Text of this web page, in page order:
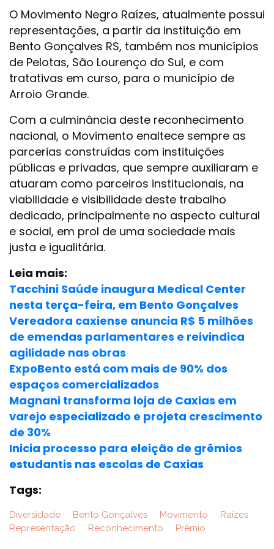
O Movimento Negro Raízes, atualmente possui
representações, a partir da instituição em
Bento Gonçalves RS, também nos municípios
de Pelotas, São Lourenço do Sul, e com
tratativas em curso, para o município de
Arroio Grande.
Com a culminância deste reconhecimento
nacional, o Movimento enaltece sempre as
parcerias construídas com instituições
públicas e privadas, que sempre auxiliaram e
atuaram como parceiros institucionais, na
viabilidade e visibilidade deste trabalho
dedicado, principalmente no aspecto cultural
e social, em prol de uma sociedade mais
justa e igualitária.
Leia mais:
Tacchini Saúde inaugura Medical Center
nesta terça-feira, em Bento Gonçalves
Vereadora caxiense anuncia R$ 5 milhões
de emendas parlamentares e reivindica
agilidade nas obras
ExpoBento está com mais de 90% dos
espaços comercializados
Magnani transforma loja de Caxias em
varejo especializado e projeta crescimento
de 30%
Inicia processo para eleição de grêmios
estudantis nas escolas de Caxias
Tags:
Diversidade Bento Gonçalves Movimento
Raízes
Representação
Reconhecimento Prêmio